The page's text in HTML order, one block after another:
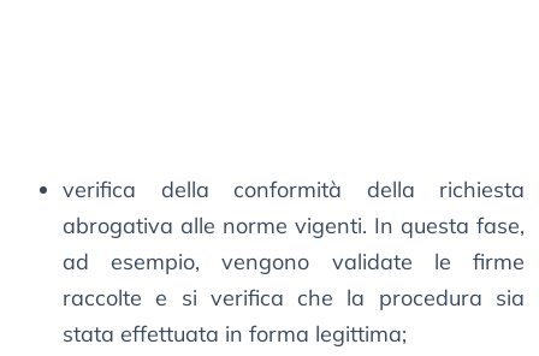
verifica della conformità della richiesta
abrogativa alle norme vigenti. In questa fase,
ad esempio, vengono validate le firme
raccolte e si verifica che la procedura sia
stata effettuata in forma legittima;